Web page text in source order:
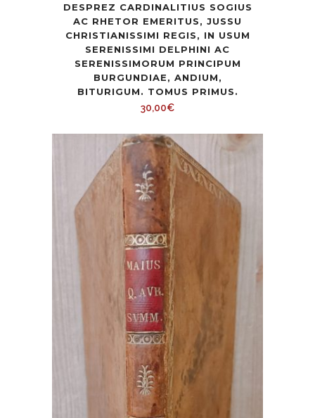
DESPREZ CARDINALITIUS SOGIUS
AC RHETOR EMERITUS, JUSSU
CHRISTIANISSIMI REGIS, IN USUM
SERENISSIMI DELPHINI AC
SERENISSIMORUM PRINCIPUM
BURGUNDIAE, ANDIUM,
BITURIGUM. TOMUS PRIMUS.
30,00€